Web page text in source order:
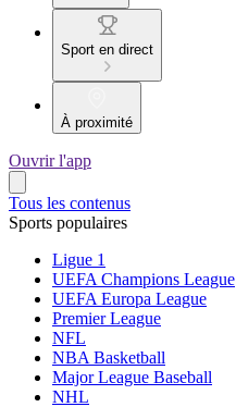
Sport en direct
À proximité
Ouvrir l'app
Tous les contenus
Sports populaires
Ligue 1
UEFA Champions League
UEFA Europa League
Premier League
NFL
NBA Basketball
Major League Baseball
NHL